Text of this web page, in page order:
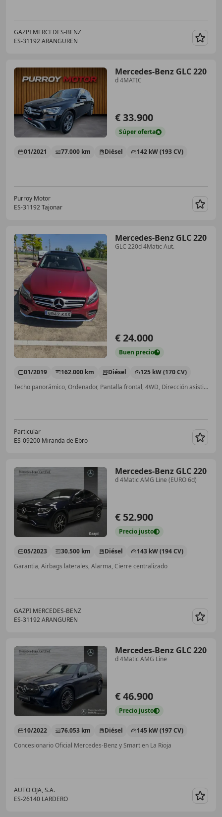
GAZPI MERCEDES-BENZ
ES-31192 ARANGUREN
Mercedes-Benz GLC 220
d 4MATIC
€ 33.900
Súperoferta
01/2021 77.000 km Diésel 142 kW (193 CV)
Purroy Motor
ES-31192 Tajonar
Mercedes-Benz GLC 220
GLC 220d 4Matic Aut.
€ 24.000
Buen precio
01/2019 162.000 km Diésel
125 kW (170 CV)
Techo panorámico, Ordenador, Pantalla frontal, 4WD, Dirección asistida, Control de velocidad, Airbag del conductor, Faros LED íntegros
Particular
ES-09200 Miranda de Ebro
Mercedes-Benz GLC 220
d 4Matic AMG Line (EURO 6d)
€ 52.900
Precio justo
05/2023 30.500 km Diésel
143 kW (194 CV)
Garantia, Airbags laterales, Alarma, Cierre centralizado
GAZPI MERCEDES-BENZ
ES-31192 ARANGUREN
Mercedes-Benz GLC 220
d 4Matic AMG Line
€ 46.900
Precio justo
10/2022 76.053 km Diésel
145 kW (197 CV)
Concesionario Oficial Mercedes-Benz y Smart en La Rioja
AUTO OJA, S.A.
ES-26140 LARDERO